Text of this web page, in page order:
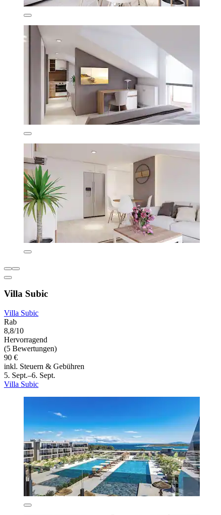
Villa Subic
Villa Subic
Rab
8,8/10
Hervorragend
(5 Bewertungen)
90 €
inkl. Steuern & Gebühren
5. Sept.–6. Sept.
Villa Subic